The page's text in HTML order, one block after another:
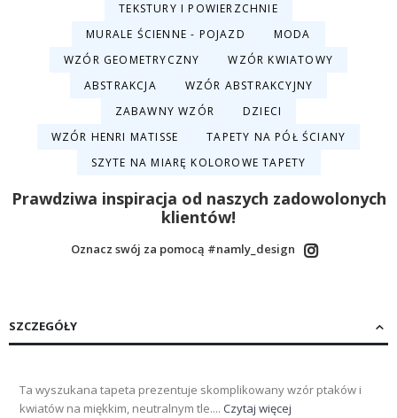
TEKSTURY I POWIERZCHNIE
MURALE ŚCIENNE - POJAZD
MODA
WZÓR GEOMETRYCZNY
WZÓR KWIATOWY
ABSTRAKCJA
WZÓR ABSTRAKCYJNY
ZABAWNY WZÓR
DZIECI
WZÓR HENRI MATISSE
TAPETY NA PÓŁ ŚCIANY
SZYTE NA MIARĘ KOLOROWE TAPETY
Prawdziwa inspiracja od naszych zadowolonych
klientów!
Oznacz swój za pomocą #namly_design
SZCZEGÓŁY
Ta wyszukana tapeta prezentuje skomplikowany wzór ptaków i
kwiatów na miękkim, neutralnym tle.... Czytaj więcej